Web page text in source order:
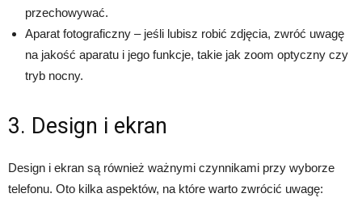
przechowywać.
Aparat fotograficzny – jeśli lubisz robić zdjęcia, zwróć uwagę
na jakość aparatu i jego funkcje, takie jak zoom optyczny czy
tryb nocny.
3. Design i ekran
Design i ekran są również ważnymi czynnikami przy wyborze
telefonu. Oto kilka aspektów, na które warto zwrócić uwagę: